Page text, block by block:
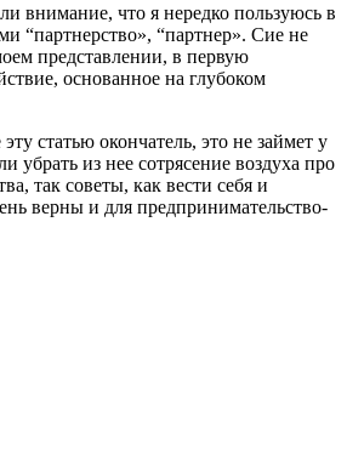
внимание, что я нередко пользуюсь в
“партнерство», “партнер». Сие не
представлении, в первую
основанное на глубоком
статью окончатель, это не займет у
убрать из нее сотрясение воздуха про
так советы, как вести себя и
верны и для предпринимательство-